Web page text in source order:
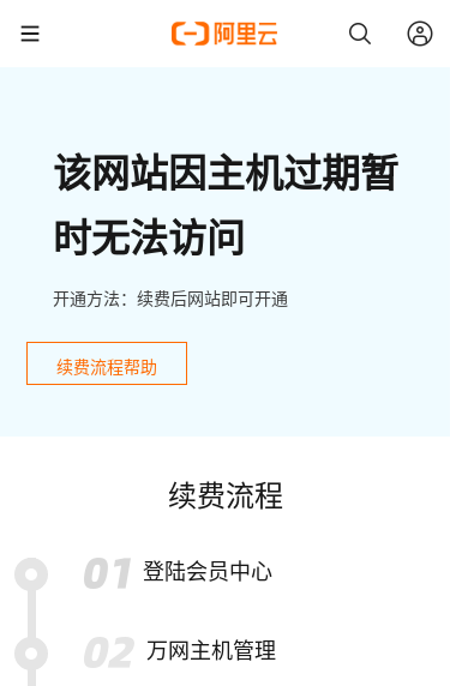
该网站因主机过期暂
时无法访问
开通方法：续费后网站即可开通
续费流程帮助
续费流程
登陆会员中心
万网主机管理